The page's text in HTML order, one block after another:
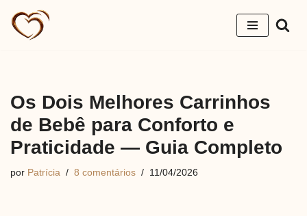
Pular
Os Dois Melhores Carrinhos
de Bebê para Conforto e
Praticidade — Guia Completo
por Patrícia 8 comentários 11/04/2026